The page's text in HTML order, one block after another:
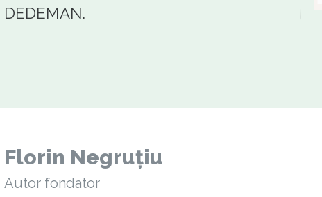
Florin Negruțiu
Autor fondator